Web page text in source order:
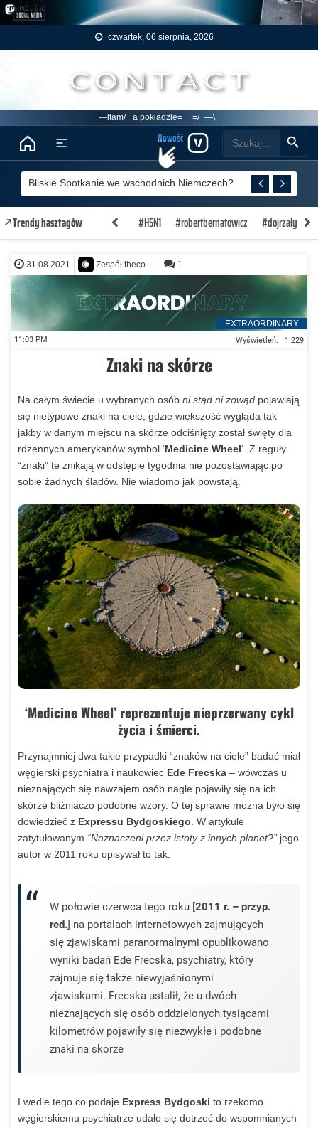
Skip to content
czwartek, 06 sierpnia, 2026
Witamy na pokładzie
Nowość
for:
Search Button
Doświadczony pilot pasażerski nagrał UFO – Bawaria, Niemcy
Bliskie Spotkanie we wschodnich Niemczech?
Cena umierania
W poszukiwaniu wiary w Milford – New York Times – 1992
Doświadczony pilot sfotografował UFO – Morganton w
Doświadczony pilot pasażerski nagrał UFO – Bawaria, Niemcy
Bliskie Spotkanie we wschodnich Niemczech?
Trendy hasztagów #H5N1 #robertbernatowicz
31.08.2021 Zespół thecontact.org 1
11:03 PM Wyświetleń: 1 229
EXTRAORDINARY
Znaki na skórze
Na całym świecie u wybranych osób ni stąd ni zowąd pojawiają
się nietypowe znaki na ciele, gdzie większość wygląda tak
jakby w danym miejscu na skórze odciśnięty został święty dla
rdzennych amerykanów symbol ‘Medicine Wheel‘. Z reguły
“znaki” te znikają w odstępie tygodnia nie pozostawiając po
sobie żadnych śladów. Nie wiadomo jak powstają.
‘Medicine Wheel’ reprezentuje nieprzerwany cykl
życia i śmierci.
Przynajmniej dwa takie przypadki “znaków na ciele” badać miał
węgierski psychiatra i naukowiec Ede Frecska – wówczas u
nieznających się nawzajem osób nagle pojawiły się na ich
skórze bliźniaczo podobne wzory. O tej sprawie można było się
dowiedzieć z Expressu Bydgoskiego . W artykule
zatytułowanym “Naznaczeni przez istoty z innych planet?” jego
autor w 2011 roku opisywał to tak:
W połowie czerwca tego roku [2011 r. – przyp.
red.] na portalach internetowych zajmujących
się zjawiskami paranormalnymi opublikowano
wyniki badań Ede Frecska, psychiatry, który
zajmuje się także niewyjaśnionymi
zjawiskami. Frecska ustalił, że u dwóch
nieznających się osób oddzielonych tysiącami
kilometrów pojawiły się niezwykłe i podobne
znaki na skórze
I wedle tego co podaje Express Bydgoski to rzekomo
węgierskiemu psychiatrze udało się dotrzeć do wspomnianych